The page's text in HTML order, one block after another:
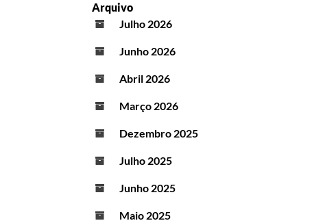
Arquivo
Julho 2026
Junho 2026
Abril 2026
Março 2026
Dezembro 2025
Julho 2025
Junho 2025
Maio 2025